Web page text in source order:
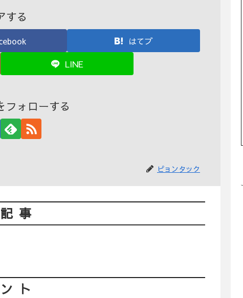
する
はてブ
LINE
フォローする
ピョンタック
事
ト